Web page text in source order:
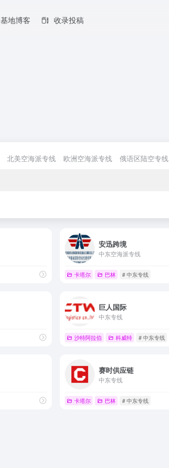
基地博客 收录投稿
北美空海派专线 欧洲空海派专线 俄语区陆空专线
安迅跨境
中东空海派专线
卡塔尔 巴林 # 中东专线
巨人国际
中东专线
沙特阿拉伯 科威特 # 中东专线
赛时供应链
中东专线
卡塔尔 巴林 # 中东专线